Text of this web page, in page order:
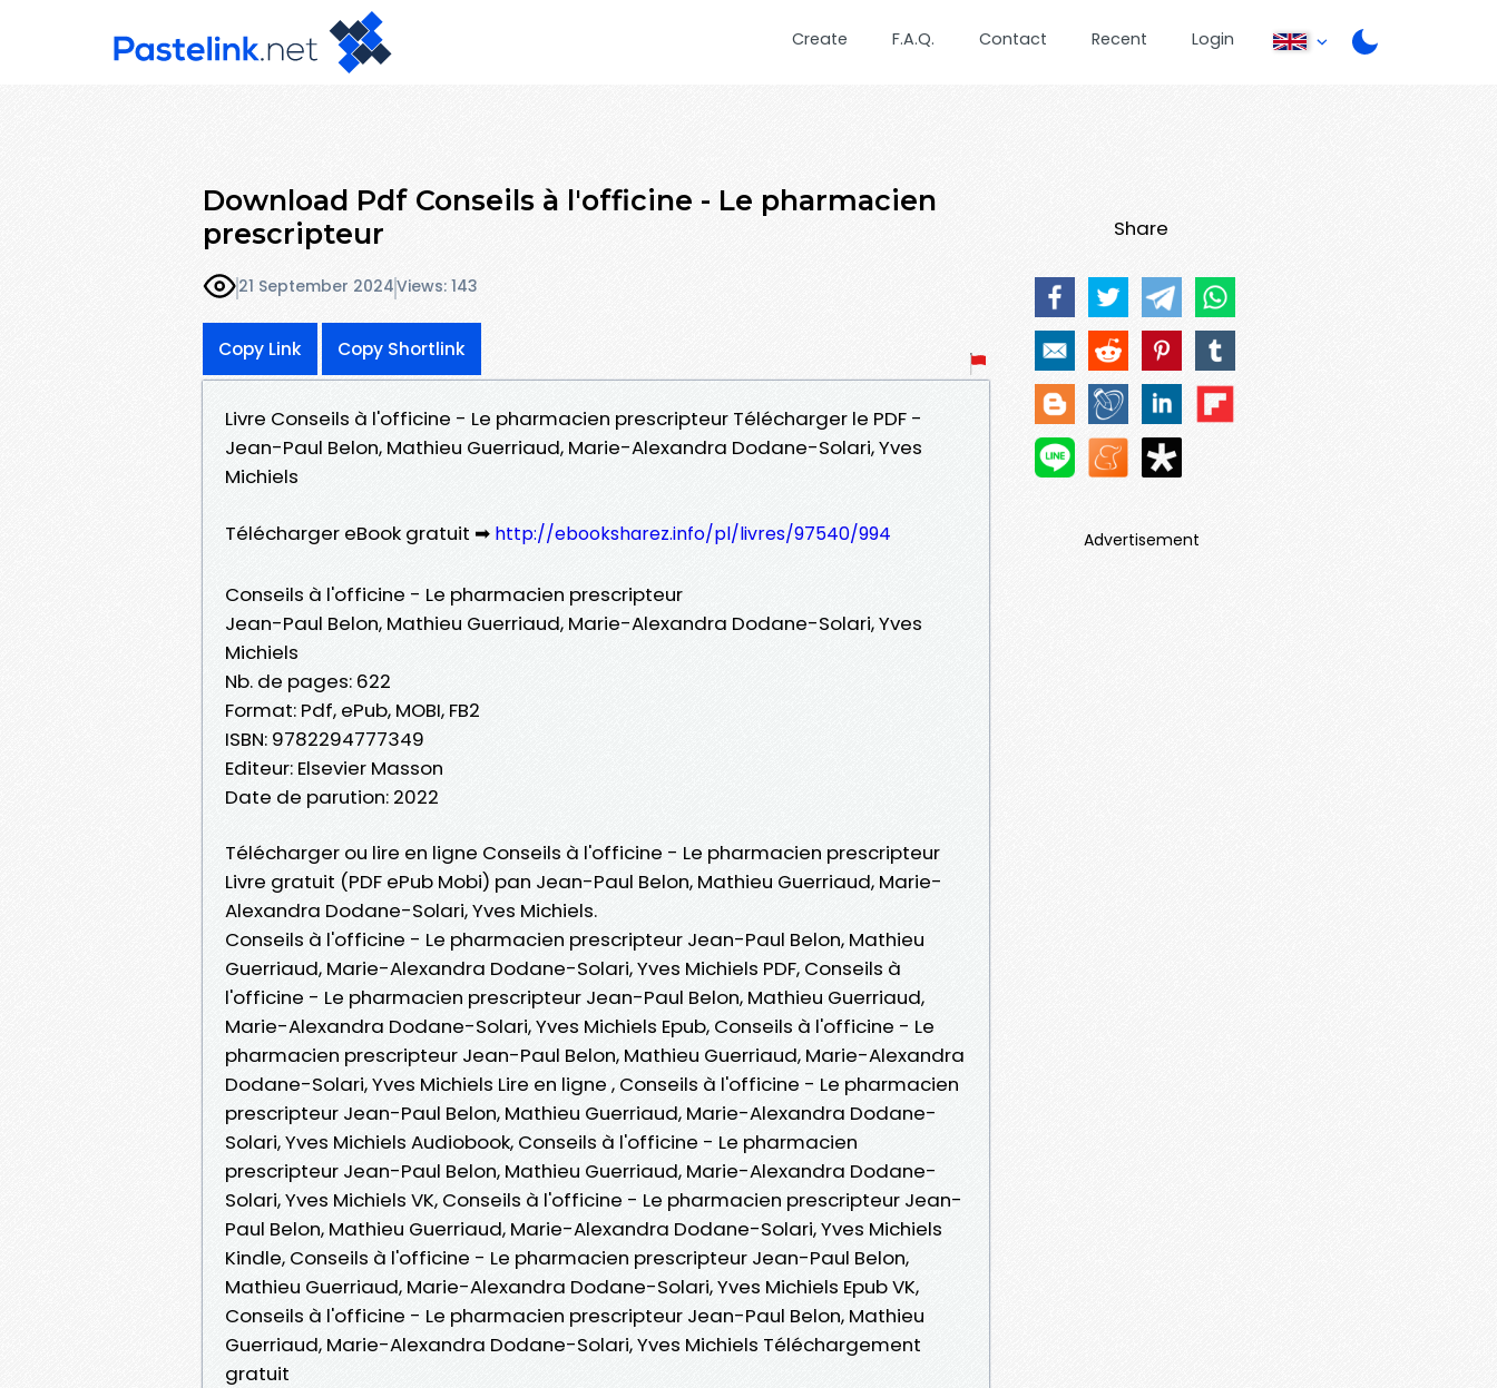
Create F.A.Q. Contact Recent Login
Download Pdf Conseils à l'officine - Le pharmacien
prescripteur
21 September 2024Views: 143
Copy Link Copy Shortlink
Livre Conseils à l'officine - Le pharmacien prescripteur Télécharger le PDF -
Jean-Paul Belon, Mathieu Guerriaud, Marie-Alexandra Dodane-Solari, Yves
Michiels
Télécharger eBook gratuit ➡ http://ebooksharez.info/pl/livres/97540/994
Conseils à l'officine - Le pharmacien prescripteur
Jean-Paul Belon, Mathieu Guerriaud, Marie-Alexandra Dodane-Solari, Yves
Michiels
Nb. de pages: 622
Format: Pdf, ePub, MOBI, FB2
ISBN: 9782294777349
Editeur: Elsevier Masson
Date de parution: 2022
Télécharger ou lire en ligne Conseils à l'officine - Le pharmacien prescripteur
Livre gratuit (PDF ePub Mobi) pan Jean-Paul Belon, Mathieu Guerriaud, Marie-
Alexandra Dodane-Solari, Yves Michiels.
Conseils à l'officine - Le pharmacien prescripteur Jean-Paul Belon, Mathieu
Guerriaud, Marie-Alexandra Dodane-Solari, Yves Michiels PDF, Conseils à
l'officine - Le pharmacien prescripteur Jean-Paul Belon, Mathieu Guerriaud,
Marie-Alexandra Dodane-Solari, Yves Michiels Epub, Conseils à l'officine - Le
pharmacien prescripteur Jean-Paul Belon, Mathieu Guerriaud, Marie-Alexandra
Dodane-Solari, Yves Michiels Lire en ligne , Conseils à l'officine - Le pharmacien
prescripteur Jean-Paul Belon, Mathieu Guerriaud, Marie-Alexandra Dodane-
Solari, Yves Michiels Audiobook, Conseils à l'officine - Le pharmacien
prescripteur Jean-Paul Belon, Mathieu Guerriaud, Marie-Alexandra Dodane-
Solari, Yves Michiels VK, Conseils à l'officine - Le pharmacien prescripteur Jean-
Paul Belon, Mathieu Guerriaud, Marie-Alexandra Dodane-Solari, Yves Michiels
Kindle, Conseils à l'officine - Le pharmacien prescripteur Jean-Paul Belon,
Mathieu Guerriaud, Marie-Alexandra Dodane-Solari, Yves Michiels Epub VK,
Conseils à l'officine - Le pharmacien prescripteur Jean-Paul Belon, Mathieu
Guerriaud, Marie-Alexandra Dodane-Solari, Yves Michiels Téléchargement
gratuit
Share
Advertisement